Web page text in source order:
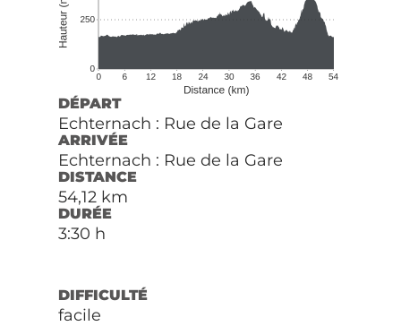
DÉPART
Echternach : Rue de la Gare
ARRIVÉE
Echternach : Rue de la Gare
DISTANCE
54,12 km
DURÉE
3:30 h
DIFFICULTÉ
facile